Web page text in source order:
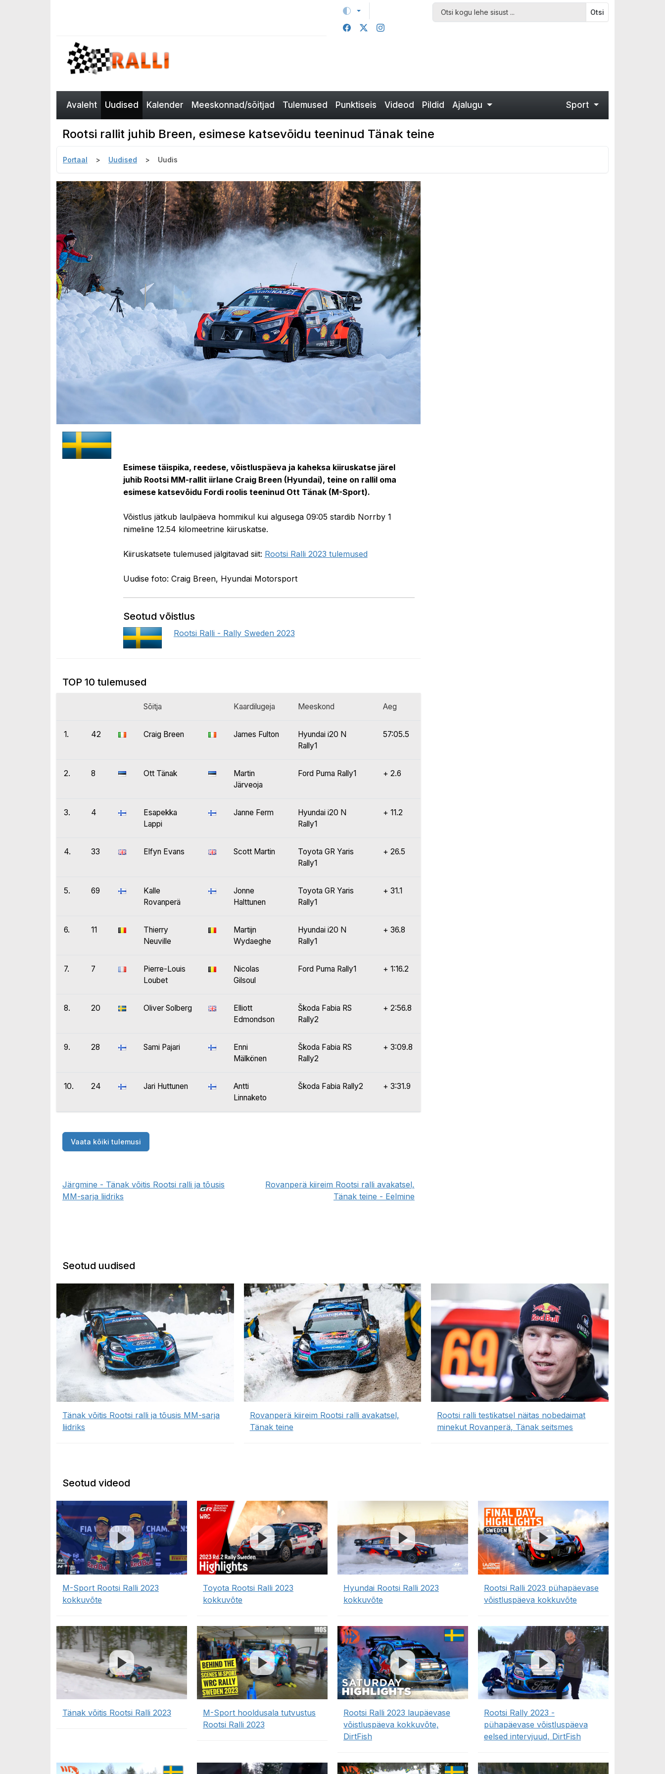
Otsi
Avaleht Uudised Kalender Meeskonnad/sõitjad Tulemused Punktiseis Videod Pildid Ajalugu Sport
Rootsi rallit juhib Breen, esimese katsevõidu teeninud Tänak teine
Portaal Uudised Uudis
Esimese täispika, reedese, võistluspäeva ja kaheksa kiiruskatse järel
juhib Rootsi MM-rallit iirlane Craig Breen (Hyundai), teine on rallil oma
esimese katsevõidu Fordi roolis teeninud Ott Tänak (M-Sport).
Võistlus jätkub laulpäeva hommikul kui algusega 09:05 stardib Norrby 1
nimeline 12.54 kilomeetrine kiiruskatse.
Kiiruskatsete tulemused jälgitavad siit: Rootsi Ralli 2023 tulemused
Uudise foto: Craig Breen, Hyundai Motorsport
Seotud võistlus
Rootsi Ralli - Rally Sweden 2023
TOP 10 tulemused
Sõitja Kaardilugeja Meeskond Aeg
1. 42 Craig Breen James Fulton
Hyundai i20 N
Rally1
57:05.5
2. 8 Ott Tänak
Martin
Järveoja
Ford Puma Rally1 + 2.6
3. 4
Esapekka
Lappi
Janne Ferm
Hyundai i20 N
Rally1
+ 11.2
4. 33 Elfyn Evans Scott Martin
Toyota GR Yaris
Rally1
+ 26.5
5. 69
Kalle
Rovanperä
Jonne
Halttunen
Toyota GR Yaris
Rally1
+ 31.1
6. 11
Thierry
Neuville
Martijn
Wydaeghe
Hyundai i20 N
Rally1
+ 36.8
7. 7
Pierre-Louis
Loubet
Nicolas
Gilsoul
Ford Puma Rally1 + 1:16.2
8. 20 Oliver Solberg
Elliott
Edmondson
Škoda Fabia RS
Rally2
+ 2:56.8
9. 28 Sami Pajari
Enni
Mälkönen
Škoda Fabia RS
Rally2
+ 3:09.8
10. 24 Jari Huttunen
Antti
Linnaketo
Škoda Fabia Rally2 + 3:31.9
Vaata kõiki tulemusi
Järgmine - Tänak võitis Rootsi ralli ja tõusis
MM-sarja liidriks
Rovanperä kiireim Rootsi ralli avakatsel,
Tänak teine - Eelmine
Seotud uudised
Tänak võitis Rootsi ralli ja tõusis MM-sarja
liidriks
Rovanperä kiireim Rootsi ralli avakatsel,
Tänak teine
Rootsi ralli testikatsel näitas nobedaimat
minekut Rovanperä, Tänak seitsmes
Seotud videod
M-Sport Rootsi Ralli 2023
kokkuvõte
Toyota Rootsi Ralli 2023
kokkuvõte
Hyundai Rootsi Ralli 2023
kokkuvõte
Rootsi Ralli 2023 pühapäevase
võistluspäeva kokkuvõte
Tänak võitis Rootsi Ralli 2023
M-Sport hooldusala tutvustus
Rootsi Ralli 2023
Rootsi Ralli 2023 laupäevase
võistluspäeva kokkuvõte,
DirtFish
Rootsi Rally 2023 -
pühapäevase võistluspäeva
eelsed intervjuud, DirtFish